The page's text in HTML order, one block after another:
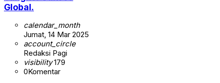
Global.
calendar_month
Jumat, 14 Mar 2025
account_circle
Redaksi Pagi
visibility179
0Komentar